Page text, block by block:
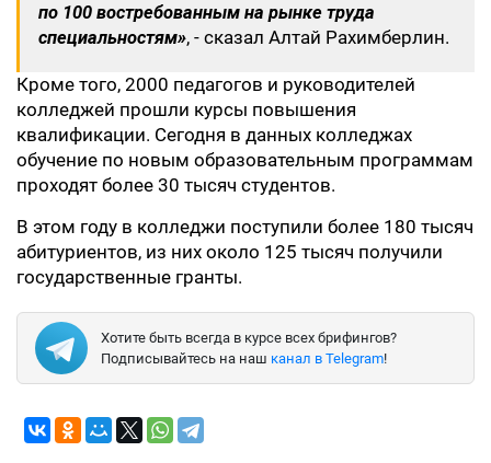
по 100 востребованным на рынке труда
специальностям», - сказал Алтай Рахимберлин.
Кроме того, 2000 педагогов и руководителей
колледжей прошли курсы повышения
квалификации. Сегодня в данных колледжах
обучение по новым образовательным программам
проходят более 30 тысяч студентов.
В этом году в колледжи поступили более 180 тысяч
абитуриентов, из них около 125 тысяч получили
государственные гранты.
Хотите быть всегда в курсе всех брифингов?
Подписывайтесь на наш канал в Telegram!